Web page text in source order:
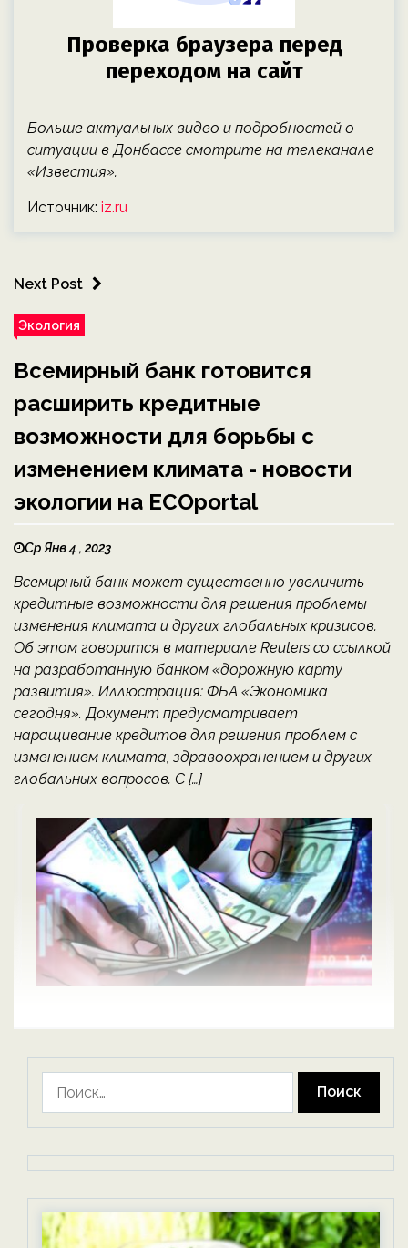
Больше актуальных видео и подробностей о
ситуации в Донбассе смотрите на телеканале
«Известия».
Источник: iz.ru
Next Post
Экология
Всемирный банк готовится
расширить кредитные
возможности для борьбы с
изменением климата - новости
экологии на ECOportal
Ср Янв 4 , 2023
Всемирный банк может существенно увеличить
кредитные возможности для решения проблемы
изменения климата и других глобальных кризисов.
Об этом говорится в материале Reuters со ссылкой
на разработанную банком «дорожную карту
развития». Иллюстрация: ФБА «Экономика
сегодня». Документ предусматривает
наращивание кредитов для решения проблем с
изменением климата, здравоохранением и других
глобальных вопросов. С […]